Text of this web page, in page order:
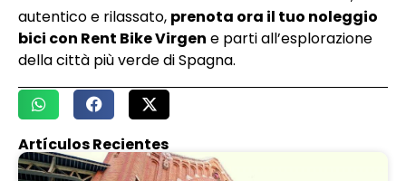
autentico e rilassato, prenota ora il tuo noleggio
bici con Rent Bike Virgen e parti all’esplorazione
della città più verde di Spagna.
Artículos Recientes